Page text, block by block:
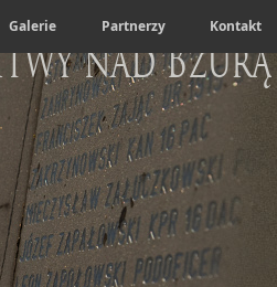
Galerie Partnerzy Kontakt
nad Bzurą